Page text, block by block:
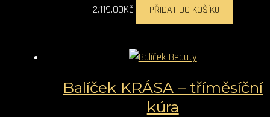
2,119.00Kč PŘIDAT DO KOŠÍKU
Balíček KRÁSA – tříměsíční
kúra